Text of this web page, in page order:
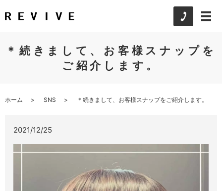
＊続きまして、お客様スナップを
ご紹介します。
ホーム SNS ＊続きまして、お客様スナップをご紹介します。
2021/12/25